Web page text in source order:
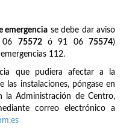
emergencia se debe dar aviso
06 75572ó 91 06 75574)
112.
que pudiera afectar a la
las instalaciones, póngase en
la Administración de Centro,
correo electrónico a